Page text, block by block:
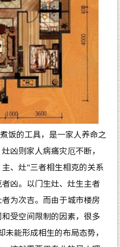
饭的工具，是一家人养命之
凶则家人病痛灾厄不断，
、灶”三者相生相克的关系
凶。以门生灶、灶生主者
为次吉。而由于城市楼房
受空间限制的因素，很多
能形成相生的布局态势，